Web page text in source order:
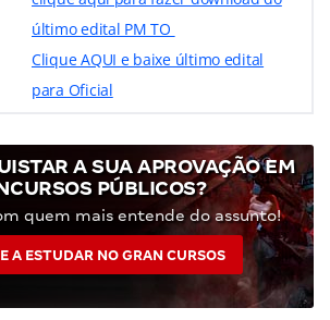
último edital PM TO
Clique AQUI e baixe último edital
para Oficial
A SUA APROVAÇÃO EM
PÚBLICOS?
quem mais entende do assunto!
A ESTUDAR NO GRAN CURSOS